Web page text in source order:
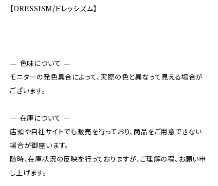
【DRESSISM/ドレッシズム】
— 色味について —
モニターの発色具合によって、実際の色と異なって見える場合が
ございます。
— 在庫について —
店頭や自社サイトでも販売を行っており、商品をご用意できない
場合が御座います。
随時、在庫状況の反映を行っておりますが、ご理解の程、お願い申
し上げます。